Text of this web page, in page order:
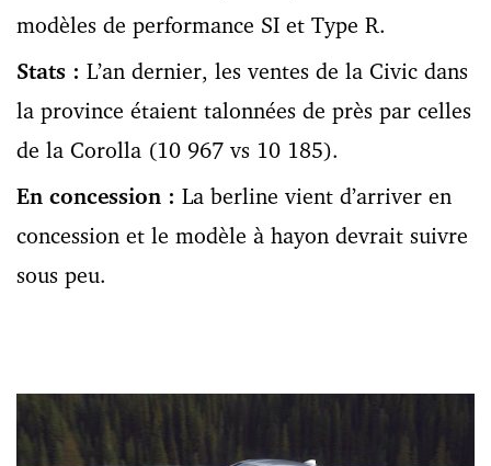
modèles de performance SI et Type R.
Stats : L’an dernier, les ventes de la Civic dans
la province étaient talonnées de près par celles
de la Corolla (10 967 vs 10 185).
En concession : La berline vient d’arriver en
concession et le modèle à hayon devrait suivre
sous peu.